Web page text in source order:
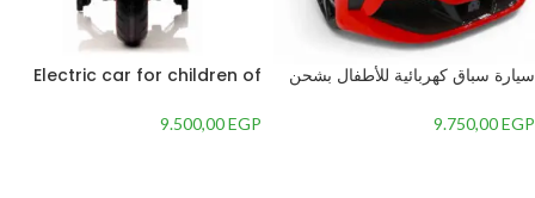
سيارة سباق كهربائية للأطفال بشحن
رياضي جذاب وإضاءة LED مذهلة.
9.750,00EGP
Electric car for children of
old
9.500,00EGP